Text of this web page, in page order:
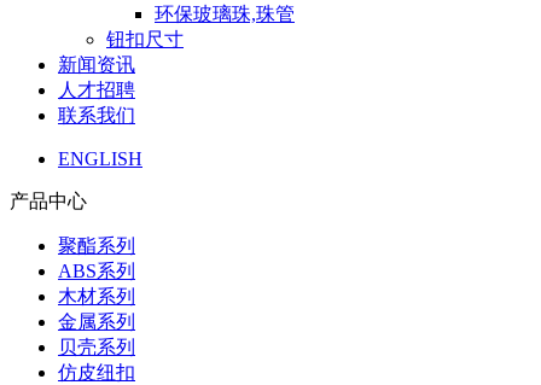
环保玻璃珠,珠管
钮扣尺寸
新闻资讯
人才招聘
联系我们
ENGLISH
产品中心
聚酯系列
ABS系列
木材系列
金属系列
贝壳系列
仿皮纽扣